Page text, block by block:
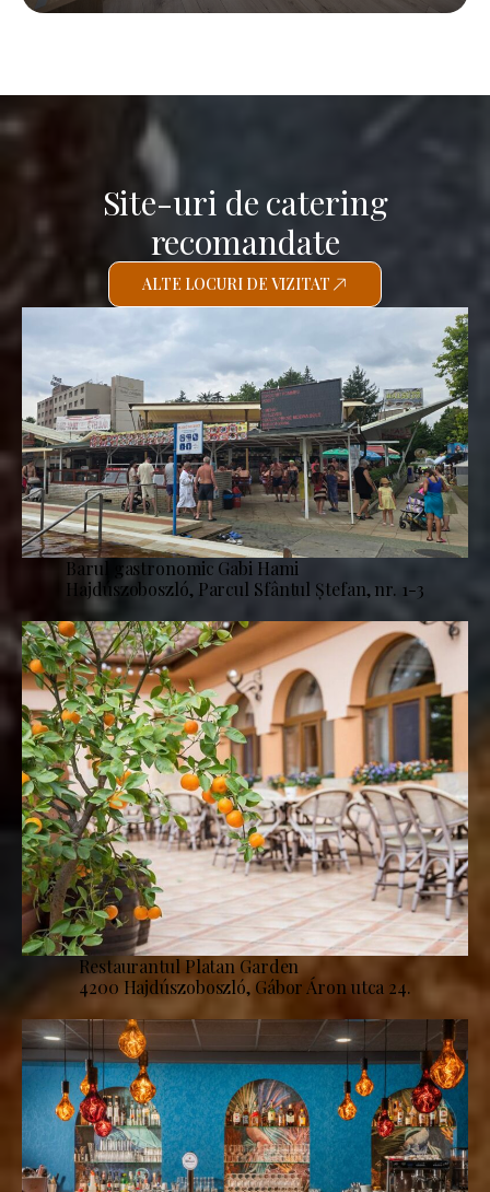
Site-uri de catering
recomandate
ALTE LOCURI DE VIZITAT
Barul gastronomic Gabi Hami
Hajdúszoboszló, Parcul Sfântul Ștefan, nr. 1-3
Restaurantul Platan Garden
4200 Hajdúszoboszló, Gábor Áron utca 24.